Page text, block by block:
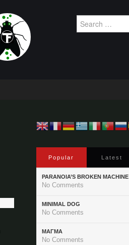
Search
Popular Latest
PARANOIA’S BROKEN MACHINE
No Comments
MINIMAL DOG
No Comments
ΜΑΓΜΑ
No Comments